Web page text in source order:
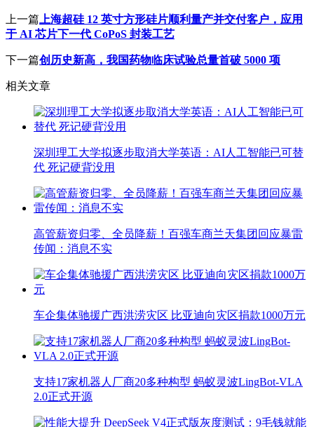
上一篇 上海超硅 12 英寸方形硅片顺利量产并交付客户，应用
于 AI 芯片下一代 CoPoS 封装工艺
下一篇创历史新高，我国药物临床试验总量首破 5000 项
相关文章
深圳理工大学拟逐步取消大学英语：AI人工智能已可替
代 死记硬背没用
高管薪资归零、全员降薪！百强车商兰天集团回应暴雷
传闻：消息不实
车企集体驰援广西洪涝灾区 比亚迪向灾区捐款1000万元
支持17家机器人厂商20多种构型 蚂蚁灵波LingBot-VLA
2.0正式开源